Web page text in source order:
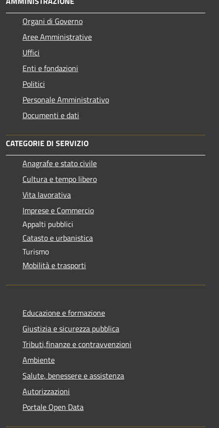
Organi di Governo
Aree Amministrative
Uffici
Enti e fondazioni
Politici
Personale Amministrativo
Documenti e dati
CATEGORIE DI SERVIZIO
Anagrafe e stato civile
Cultura e tempo libero
Vita lavorativa
Imprese e Commercio
Appalti pubblici
Catasto e urbanistica
Turismo
Mobilità e trasporti
Educazione e formazione
Giustizia e sicurezza pubblica
Tributi,finanze e contravvenzioni
Ambiente
Salute, benessere e assistenza
Autorizzazioni
Portale Open Data